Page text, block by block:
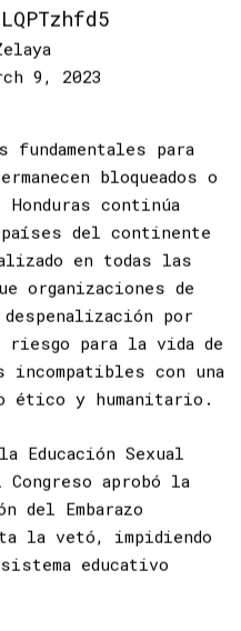
fundamentales para
bloqueados o
continúa
del continente
en todas las
organizaciones de
despenalización por
para la vida de
incompatibles con una
Educación Sexual
aprobó la
del Embarazo
la vetó, impidiendo
educativo